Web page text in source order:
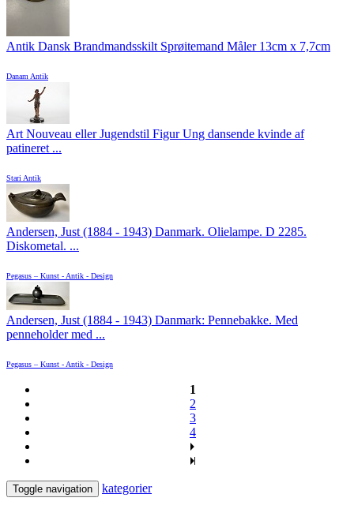
Antik Dansk Brandmandsskilt Sprøitemand Måler 13cm x 7,7cm
Danam Antik
Art Nouveau eller Jugendstil Figur Ung dansende kvinde af
patineret ...
Stari Antik
Andersen, Just (1884 - 1943) Danmark. Olielampe. D 2285.
Diskometal. ...
Pegasus – Kunst - Antik - Design
Andersen, Just (1884 - 1943) Danmark: Pennebakke. Med
penneholder med ...
Pegasus – Kunst - Antik - Design
1
2
3
4
Toggle navigation kategorier